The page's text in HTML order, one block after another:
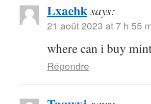
Lxaehksays:
21 août 2023 at 7 h 55
where can i buy
Répondre